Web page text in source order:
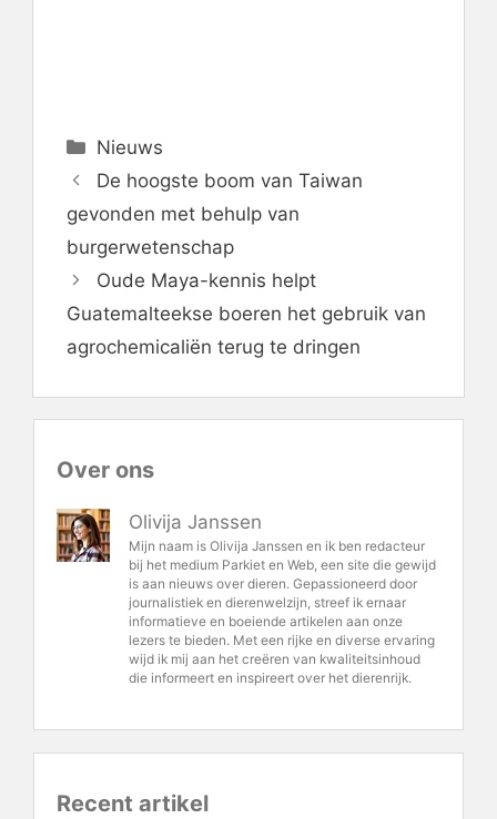
Categorieën
Nieuws
De hoogste boom van Taiwan
gevonden met behulp van
burgerwetenschap
Oude Maya-kennis helpt
Guatemalteekse boeren het gebruik van
agrochemicaliën terug te dringen
Over ons
Olivija Janssen
Mijn naam is Olivija Janssen en ik ben redacteur
bij het medium Parkiet en Web, een site die gewijd
is aan nieuws over dieren. Gepassioneerd door
journalistiek en dierenwelzijn, streef ik ernaar
informatieve en boeiende artikelen aan onze
lezers te bieden. Met een rijke en diverse ervaring
wijd ik mij aan het creëren van kwaliteitsinhoud
die informeert en inspireert over het dierenrijk.
Recent artikel